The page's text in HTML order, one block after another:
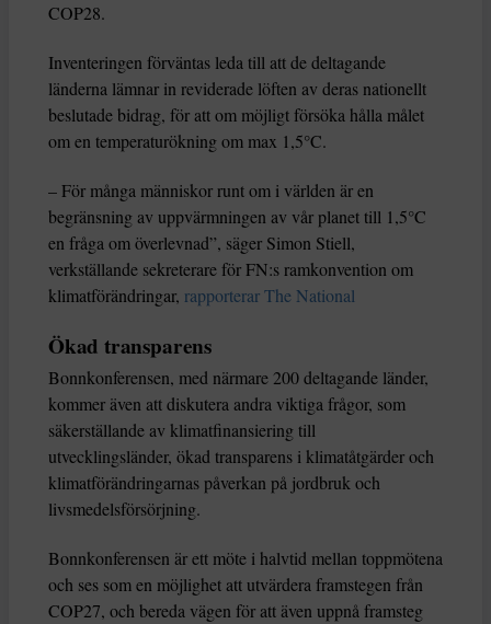
COP28.
Inventeringen förväntas leda till att de deltagande
länderna lämnar in reviderade löften av deras nationellt
beslutade bidrag, för att om möjligt försöka hålla målet
om en temperaturökning om max 1,5°C.
– För många människor runt om i världen är en
begränsning av uppvärmningen av vår planet till 1,5°C
en fråga om överlevnad”, säger Simon Stiell,
verkställande sekreterare för FN:s ramkonvention om
klimatförändringar, rapporterar The National
Ökad transparens
Bonnkonferensen, med närmare 200 deltagande länder,
kommer även att diskutera andra viktiga frågor, som
säkerställande av klimatfinansiering till
utvecklingsländer, ökad transparens i klimatåtgärder och
klimatförändringarnas påverkan på jordbruk och
livsmedelsförsörjning.
Bonnkonferensen är ett möte i halvtid mellan toppmötena
och ses som en möjlighet att utvärdera framstegen från
COP27, och bereda vägen för att även uppnå framsteg